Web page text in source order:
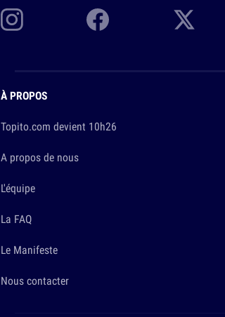
À PROPOS
Topito.com devient 10h26
A propos de nous
L'équipe
La FAQ
Le Manifeste
Nous contacter